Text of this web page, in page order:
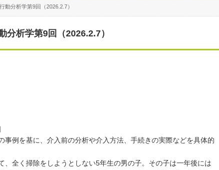
分析学第9回（2026.2.7）
分析学第9回（2026.2.7）
例を基に、 介入前の分析や介入方法、 手続きの実際などを具体的
全く掃除をしようとしない5年生の男の子。 その子は一年後には